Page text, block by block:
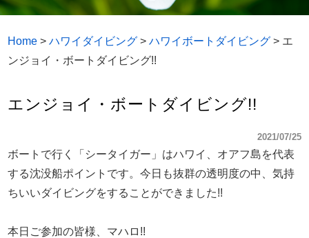
Home >ハワイダイビング >ハワイボートダイビング > エ
ンジョイ・ボートダイビング!!
エンジョイ・ボートダイビング!!
2021/07/25
ボートで行く「シータイガー」はハワイ、オアフ島を代表
する沈没船ポイントです。今日も抜群の透明度の中、気持
ちいいダイビングをすることができました!!
本日ご参加の皆様、マハロ!!